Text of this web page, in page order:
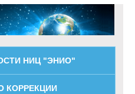
НИЦ "ЭНИО"
КОРРЕКЦИИ